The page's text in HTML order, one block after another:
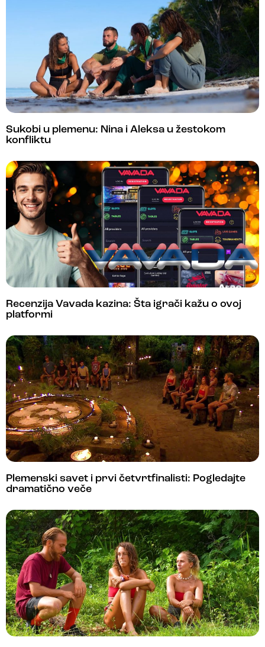
Sukobi u plemenu: Nina i Aleksa u žestokom
konfliktu
Recenzija Vavada kazina: Šta igrači kažu o ovoj
platformi
Plemenski savet i prvi četvrtfinalisti: Pogledajte
dramatično veče